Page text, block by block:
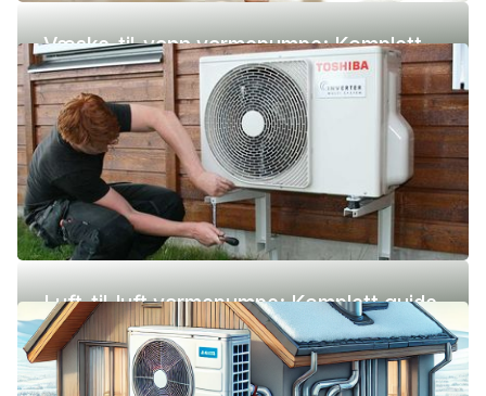
Væske-til-vann varmepumpe: Komplett
guide (pris, fordeler og ulemper)
Luft-til-luft varmepumpe: Komplett guide
(pris, fordeler og ulemper)